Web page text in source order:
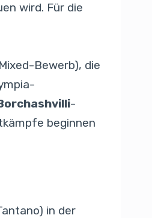
wird. Für die
Bewerb), die
-
beginnen
in der